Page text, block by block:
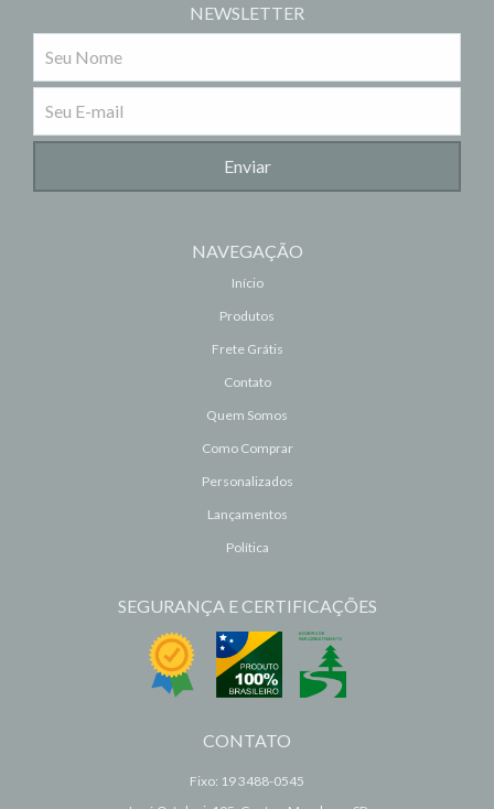
NEWSLETTER
NAVEGAÇÃO
Início
Produtos
Frete Grátis
Contato
Quem Somos
Como Comprar
Personalizados
Lançamentos
Política
SEGURANÇA E CERTIFICAÇÕES
CONTATO
Fixo: 19 3488-0545